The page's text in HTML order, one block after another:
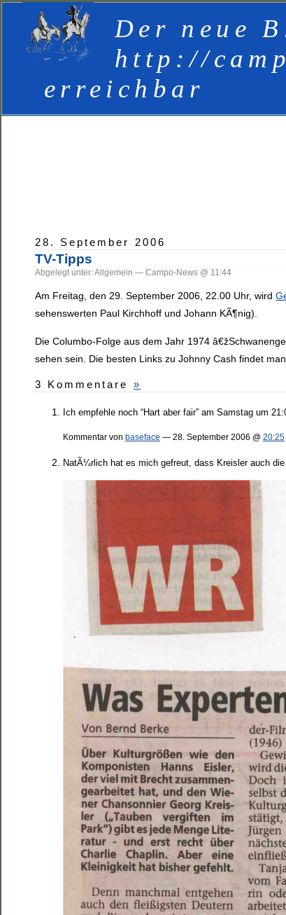
Der neue
http://
erreichbar
28. September 2006
TV-Tipps
Abgelegt unter: Allgemein — Campo-News @ 11:44
Am Freitag, den 29. September 2006, 22.00 Uhr, wird
sehenswerten Paul Kirchhoff und Johann KÃ¶nig).
Die Columbo-Folge aus dem Jahr 1974
sehen sein. Die besten Links zu Johnny Cash findet
3 Kommentare »
Ich empfehle noch “Hart aber fair” am Samstag um
Kommentar von baseface — 28. September 2006 @ 20:25
NatÃ¼rlich hat es mich gefreut, dass Kreisler auch